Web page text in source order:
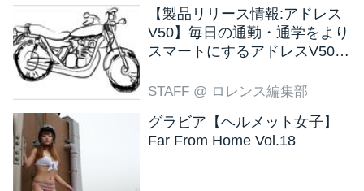
【製品リリース情報:アドレス
V50】毎日の通勤・通学をより
スマートにするアドレスV50
STAFF @ ロレンス編集部
グラビア【ヘルメット女子】
Far From Home Vol.18